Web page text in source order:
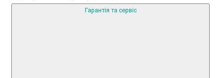
Гарантія та сервіс